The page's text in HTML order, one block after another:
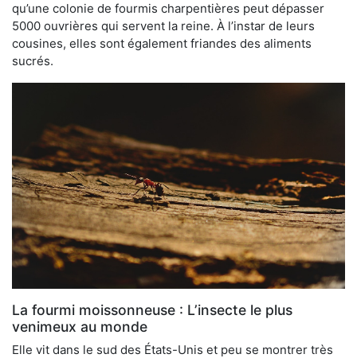
qu’une colonie de fourmis charpentières peut dépasser
5000 ouvrières qui servent la reine. À l’instar de leurs
cousines, elles sont également friandes des aliments
sucrés.
La fourmi moissonneuse : L’insecte le plus
venimeux au monde
Elle vit dans le sud des États-Unis et peu se montrer très